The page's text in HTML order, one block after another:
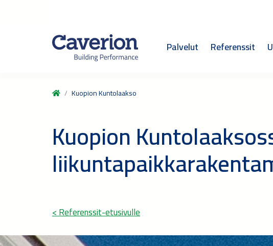
Palvelut Referenssit
Kuopion Kuntolaakso
Kuopion
< Referenssit-etusivulle